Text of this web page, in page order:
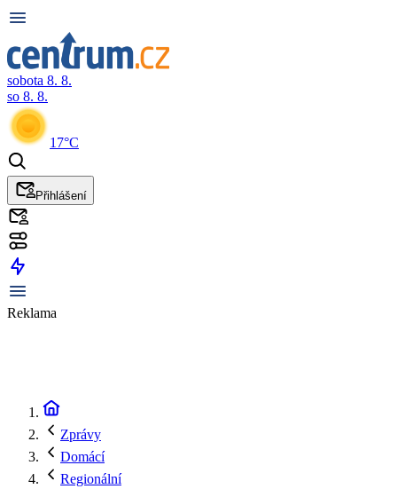
sobota 8. 8.
so 8. 8.
17°C
Přihlášení
Reklama
Zprávy
Domácí
Regionální